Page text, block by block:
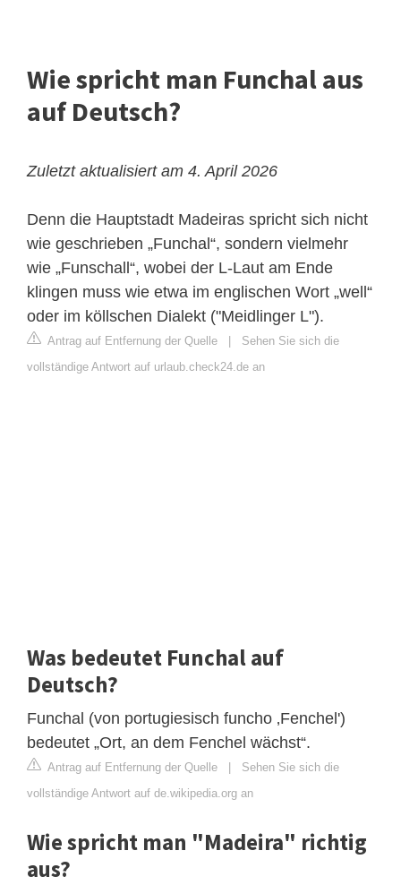
Wie spricht man Funchal aus
auf Deutsch?
Zuletzt aktualisiert am 4. April 2026
Denn die Hauptstadt Madeiras spricht sich nicht
wie geschrieben „Funchal“, sondern vielmehr
wie „Funschall“, wobei der L-Laut am Ende
klingen muss wie etwa im englischen Wort „well“
oder im köllschen Dialekt ("Meidlinger L").
Antrag auf Entfernung der Quelle
Sehen Sie sich die
vollständige Antwort auf urlaub.check24.de an
Was bedeutet Funchal auf
Deutsch?
Funchal (von portugiesisch funcho ‚Fenchel')
bedeutet „Ort, an dem Fenchel wächst“.
Antrag auf Entfernung der Quelle
Sehen Sie sich die
vollständige Antwort auf de.wikipedia.org an
Wie spricht man "Madeira" richtig
aus?